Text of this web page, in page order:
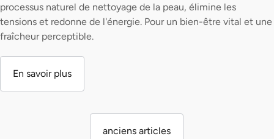
processus naturel de nettoyage de la peau, élimine les
tensions et redonne de l'énergie. Pour un bien-être vital et une
fraîcheur perceptible.
En savoir plus
anciens articles